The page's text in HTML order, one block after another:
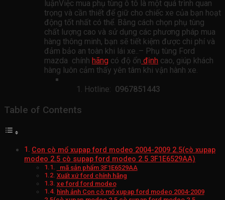
luậnViệc mua phụ tùng ô tô là một quá trình quan
trọng và cần thiết để giữ cho chiếc xe của bạn hoạt
động tốt nhất có thể. Bằng cách chọn phụ tùng
chất lượng cao và sử dụng các phương pháp mua
hàng thông minh, bạn sẽ tiết kiệm được chi phí và
đảm bảo an toàn khi lái xe..– Phụ tùng Ford
mazda chính hãng có độ ổn định cao, giúp khách
hàng luôn cảm thấy yên tâm khi vận hành xe.
Hotline: 0967851443
Table of Contents
Con cò mổ xupap ford modeo 2004-2009 2.5(cò xupap
modeo 2.5 cò supap ford modeo 2.5 3F1E6529AA)
mã sản phẩm 3F1E6529AA
Xuất xứ ford chính hãng
xe ford ford modeo
hình ảnh Con cò mổ xupap ford modeo 2004-2009